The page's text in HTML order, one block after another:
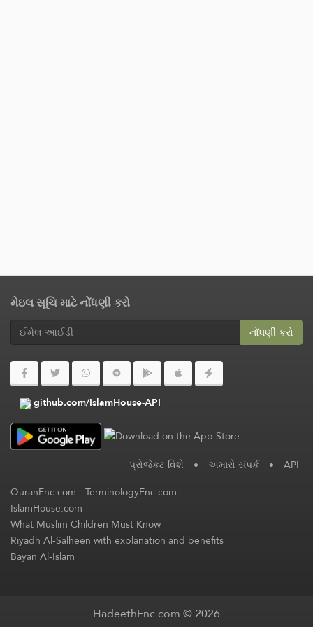
મેઇલ સૂચિ માટે નોંધણી કરો
નોંધણી કરો
github.com/IslamHouse-API
પ્રોજેકટ વિશે • અમારો સંપર્ક • API
QuranEnc.com-TerminologyEnc.com
IslamHouse.com
What Muslim Children Must Know
Riyadh Al-Salheen with explanation and benefits
Bayan Al-Islam
HadeethEnc.com © 2026